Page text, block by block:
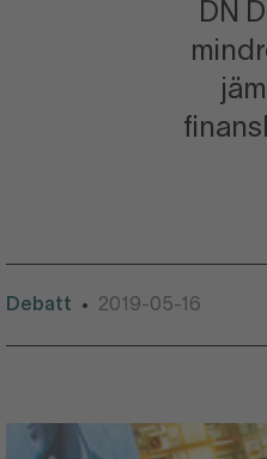
DN
Debatt • 2019-05-16